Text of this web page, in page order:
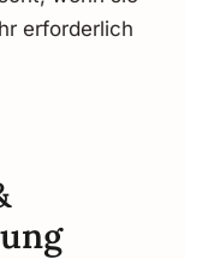
erforderlich